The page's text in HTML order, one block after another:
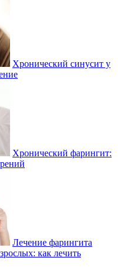
Хронический синусит у
Хронический фарингит:
Лечение фарингита
как лечить